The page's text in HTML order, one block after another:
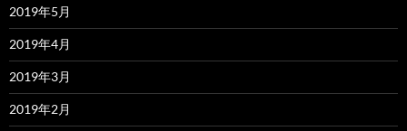
2019年5月
2019年4月
2019年3月
2019年2月